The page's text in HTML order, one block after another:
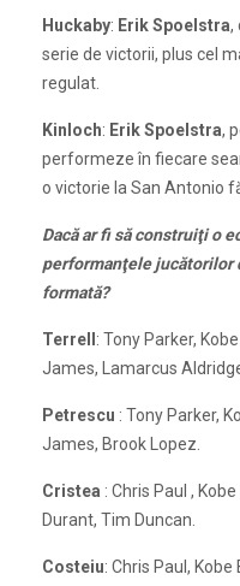
Huckaby: Erik Spoelstra,
serie de victorii, plus cel
regulat.
Kinloch: Erik Spoelstra,
performeze în fiecare
o victorie la San Antonio
Dacă ar fi să construiţi o
performanţele jucătorilor
formată?
Terrell : Tony Parker,
James, Lamarcus
Petrescu : Tony Parker,
James, Brook Lopez.
Cristea : Chris Paul ,
Durant, Tim Duncan.
Costeiu: Chris Paul,